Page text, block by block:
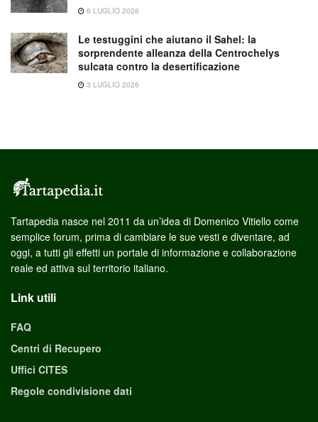
6 LUGLIO 2026
Le testuggini che aiutano il Sahel: la
sorprendente alleanza della Centrochelys
sulcata contro la desertificazione
3 LUGLIO 2026
Tartapedia nasce nel 2011 da un’idea di Domenico Vitiello come
semplice forum, prima di cambiare le sue vesti e diventare, ad
oggi, a tutti gli effetti un portale di informazione e collaborazione
reale ed attiva sul territorio italiano.
Link utili
FAQ
Centri di Recupero
Uffici CITES
Regole condivisione dati